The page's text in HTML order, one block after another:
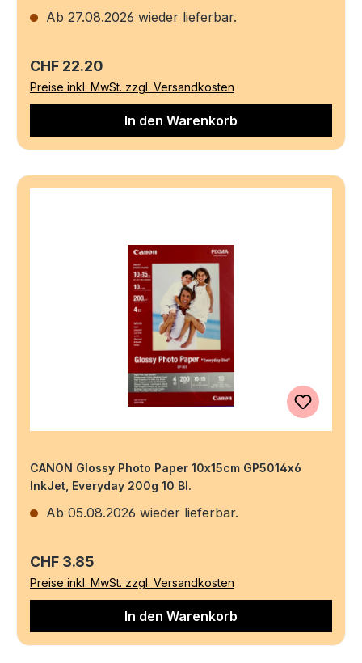
Ab 27.08.2026 wieder lieferbar.
Regulärer Preis:
CHF 22.20
Preise inkl. MwSt. zzgl. Versandkosten
In den Warenkorb
CANON Glossy Photo Paper 10x15cm GP5014x6
InkJet, Everyday 200g 10 Bl.
Ab 05.08.2026 wieder lieferbar.
Regulärer Preis:
CHF 3.85
Preise inkl. MwSt. zzgl. Versandkosten
In den Warenkorb